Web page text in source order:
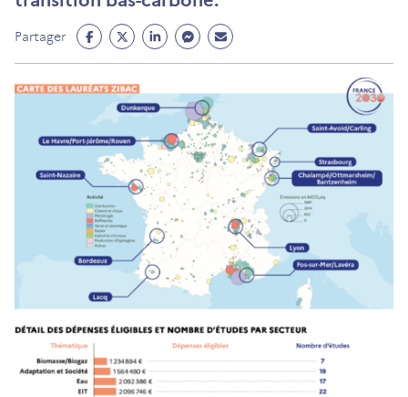
Partager
Partage
Facebook
(ouvre
nouvel
onglet)
Partage
Twitter
(ouvre
un
nouvel
onglet)
Partage
Linkedin
un
nouvel
onglet)
Partage
Messenger
un
nouvel
onglet)
Partage
Mail
un
nouvel
onglet)